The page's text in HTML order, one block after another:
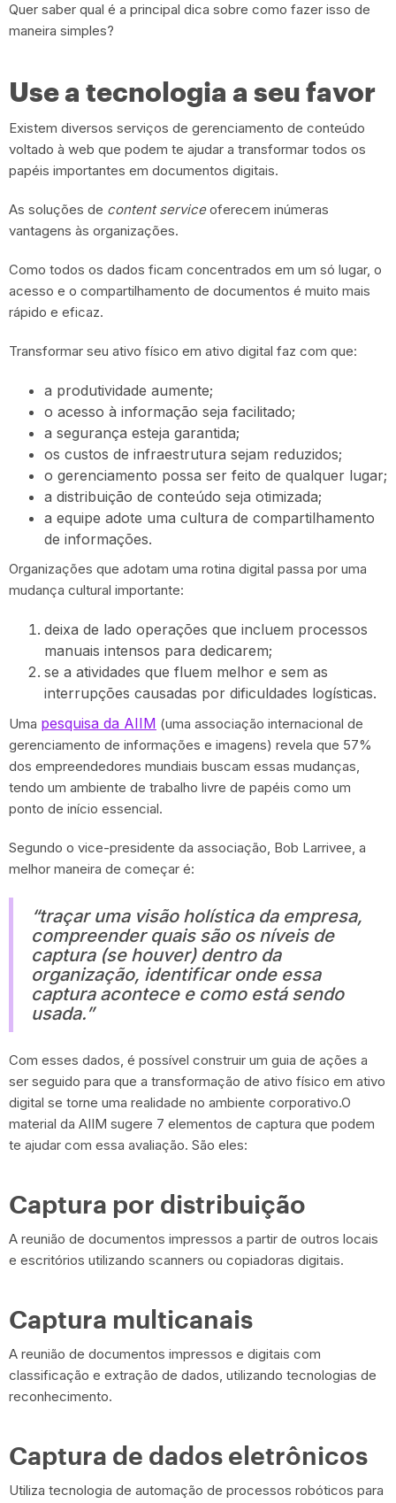
Quer saber qual é a principal dica sobre como fazer isso de
maneira simples?
Use a tecnologia a seu favor
Existem diversos serviços de gerenciamento de conteúdo
voltado à web que podem te ajudar a transformar todos os
papéis importantes em documentos digitais.
As soluções de content serviceoferecem inúmeras
vantagens às organizações.
Como todos os dados ficam concentrados em um só lugar, o
acesso e o compartilhamento de documentos é muito mais
rápido e eficaz.
Transformar seu ativo físico em ativo digital faz com que:
a produtividade aumente;
o acesso à informação seja facilitado;
a segurança esteja garantida;
os custos de infraestrutura sejam reduzidos;
o gerenciamento possa ser feito de qualquer lugar;
a distribuição de conteúdo seja otimizada;
a equipe adote uma cultura de compartilhamento
de informações.
Organizações que adotam uma rotina digital passa por uma
mudança cultural importante:
deixa de lado operações que incluem processos
manuais intensos para dedicarem;
se a atividades que fluem melhor e sem as
interrupções causadas por dificuldades logísticas.
Uma pesquisa da AIIM (uma associação internacional de
gerenciamento de informações e imagens) revela que 57%
dos empreendedores mundiais buscam essas mudanças,
tendo um ambiente de trabalho livre de papéis como um
ponto de início essencial.
Segundo o vice-presidente da associação, Bob Larrivee, a
melhor maneira de começar é:
“traçar uma visão holística da empresa,
compreender quais são os níveis de
captura (se houver) dentro da
organização, identificar onde essa
captura acontece e como está sendo
usada.”
Com esses dados, é possível construir um guia de ações a
ser seguido para que a transformação de ativo físico em ativo
digital se torne uma realidade no ambiente corporativo.O
material da AIIM sugere 7 elementos de captura que podem
te ajudar com essa avaliação. São eles:
Captura por distribuição
A reunião de documentos impressos a partir de outros locais
e escritórios utilizando scanners ou copiadoras digitais.
Captura multicanais
A reunião de documentos impressos e digitais com
classificação e extração de dados, utilizando tecnologias de
reconhecimento.
Captura de dados eletrônicos
Utiliza tecnologia de automação de processos robóticos para